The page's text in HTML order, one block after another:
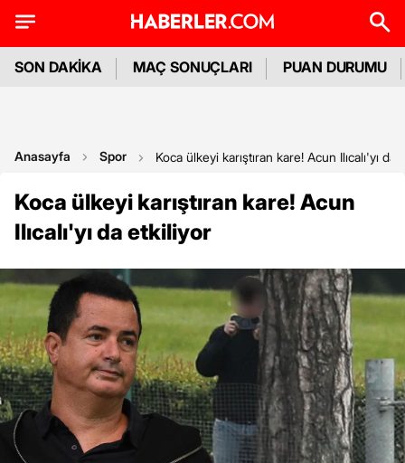
SON DAKİKA MAÇ SONUÇLARI PUAN DURUMU
Anasayfa Spor Koca ülkeyi karıştıran kare! Acun Ilıcalı'yı da
Koca ülkeyi karıştıran kare! Acun
Ilıcalı'yı da etkiliyor